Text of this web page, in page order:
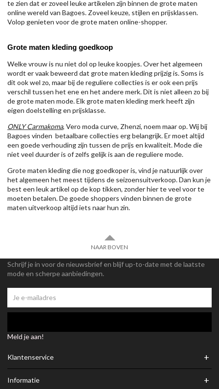
te zien dat er zoveel leuke artikelen zijn binnen de grote maten
online wereld van Bagoes. Zoveel keuze, stijlen en prijsklassen.
Volop genieten voor de grote maten online-shopper.
Grote maten kleding goedkoop
Welke vrouw is nu niet dol op leuke koopjes. Over het algemeen
wordt er vaak beweerd dat grote maten kleding prijzig is. Soms is
dit ook wel zo, maar bij de reguliere collecties is er ook een prijs
verschil tussen het ene en het andere merk. Dit is niet alleen zo bij
de grote maten mode. Elk grote maten kleding merk heeft zijn
eigen doelstelling en prijsklasse.
ONLY Carmakoma, Vero moda curve, Zhenzi, noem maar op. Wij bij
Bagoes vinden betaalbare collecties erg belangrijk. Er moet altijd
een goede verhouding zijn tussen de prijs en kwaliteit. Mode die
niet veel duurder is of zelfs gelijk is aan de reguliere mode.
Grote maten kleding die nog goedkoper is, vind je natuurlijk over
het algemeen het meest tijdens de seizoensuitverkoop. Dan kun je
best een leuk artikel op de kop tikken, zonder hier te veel voor te
moeten betalen. De goede shoppers vinden binnen de grote
maten uitverkoop altijd iets naar hun zin.
NAAR BOVEN
Schrijf je in voor de nieuwsbrief en blijf up-to-date met de laatste
mode en scherpe aanbiedingen.
Meld je aan!
Klantenservice +
Informatie +